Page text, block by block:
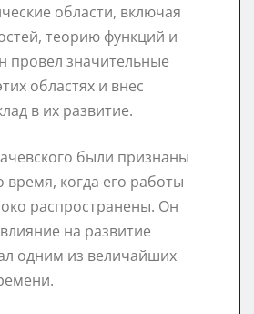
области, включая
теорию функций и
провел значительные
областях и внес
в их развитие.
были признаны
время, когда его работы
распространены. Он
на развитие
одним из величайших